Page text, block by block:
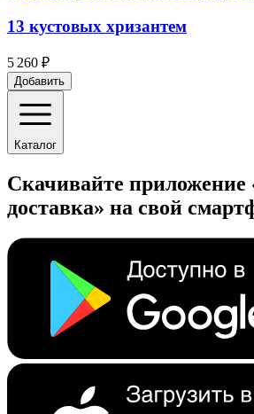
13 кустовых хризантем
5 260 ₽
Добавить
Каталог
Скачивайте приложение
доставка» на свой